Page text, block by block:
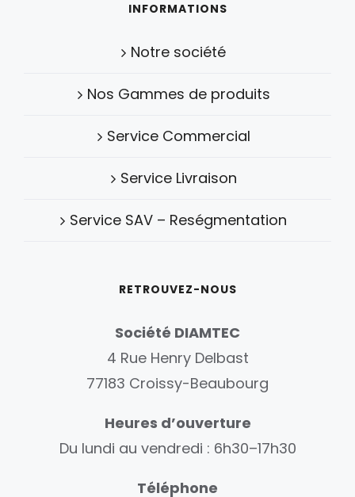
INFORMATIONS
Notre société
Nos Gammes de produits
Service Commercial
Service Livraison
Service SAV – Reségmentation
RETROUVEZ-NOUS
Société DIAMTEC
4 Rue Henry Delbast
77183 Croissy-Beaubourg
Heures d’ouverture
Du lundi au vendredi : 6h30–17h30
Téléphone